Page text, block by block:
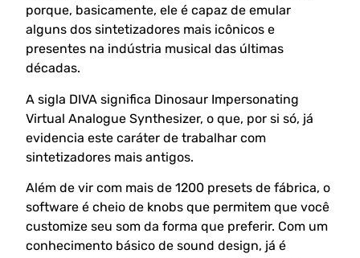
porque, basicamente, ele é capaz de emular
alguns dos sintetizadores mais icônicos e
presentes na indústria musical das últimas
décadas.
A sigla DIVA significa Dinosaur Impersonating
Virtual Analogue Synthesizer, o que, por si só, já
evidencia este caráter de trabalhar com
sintetizadores mais antigos.
Além de vir com mais de 1200 presets de fábrica, o
software é cheio de knobs que permitem que você
customize seu som da forma que preferir. Com um
conhecimento básico de sound design, já é